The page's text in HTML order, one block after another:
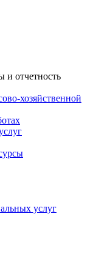
и отчетность
хозяйственной
услуг